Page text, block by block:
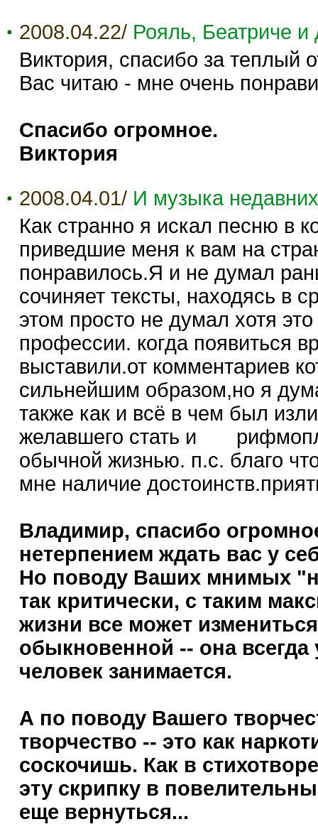
2008.04.22/ Рояль, Беатриче и
Виктория, спасибо за теплый
Вас читаю - мне очень
Спасибо огромное.
Виктория
2008.04.01/ И музыка
Как странно я искал песню в
приведшие меня к вам на
понравилось.Я и не думал
сочиняет тексты, находясь в
этом просто не думал хотя
профессии. когда появиться
выставили.от комментариев
сильнейшим образом,но я
также как и всё в чем был
желавшего стать и
обычной жизнью. п.с. благо
мне наличие
Владимир, спасибо
нетерпением ждать вас у
Но поводу Ваших мнимых
так критически, с таким
жизни все может
обыкновенной -- она всегда
человек занимается.
А по поводу Вашего
творчество -- это как
соскочишь. Как в
эту скрипку в
еще вернуться...